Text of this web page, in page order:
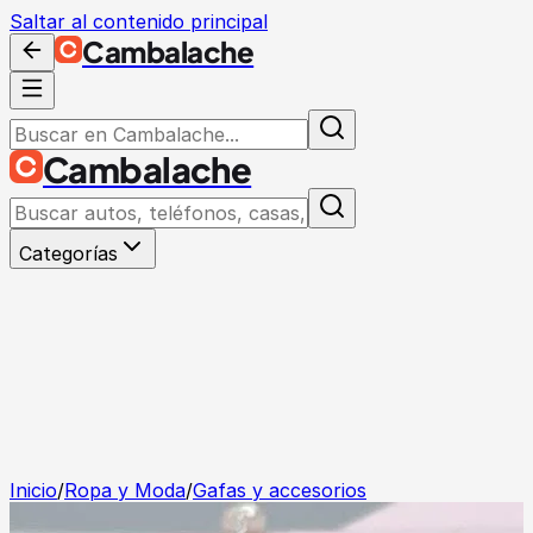
Saltar al contenido principal
Cambalache
Cambalache
Categorías
Inicio/Ropa y Moda/Gafas y accesorios